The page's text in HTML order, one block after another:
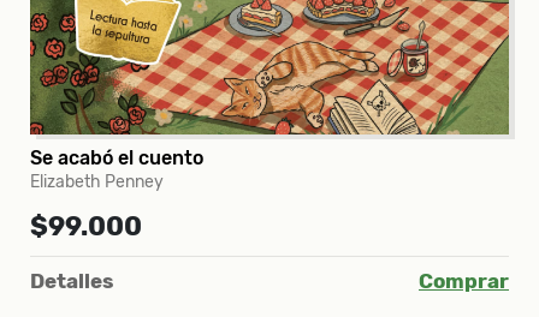
Se acabó el cuento
Elizabeth Penney
$99.000
Detalles Comprar